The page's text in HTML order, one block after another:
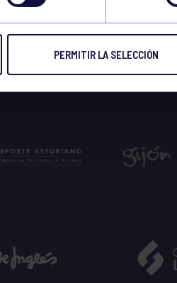
PERMITIR LA SELECCIÓN
29 NOV 2016